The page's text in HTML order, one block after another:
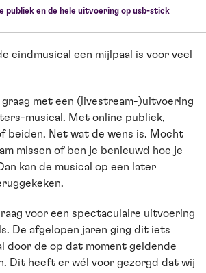
publiek en de hele uitvoering op usb-stick
eindmusical een mijlpaal is voor veel
graag met een (livestream-)uitvoering
musical. Met online publiek,
beiden. Net wat de wens is. Mocht
missen of ben je benieuwd hoe je
kan de musical op een later
voor een spectaculaire uitvoering
De afgelopen jaren ging dit iets
door de op dat moment geldende
Dit heeft er wél voor gezorgd dat wij